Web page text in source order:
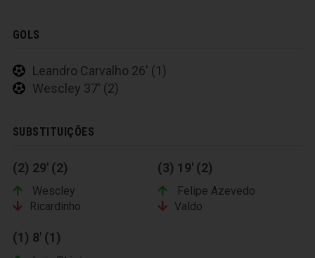
GOLS
Leandro Carvalho 26' (1)
Wescley 37' (2)
SUBSTITUIÇÕES
(2) 29' (2)
Wescley
Ricardinho
(3) 19' (2)
Felipe Azevedo
Valdo
(1) 8' (1)